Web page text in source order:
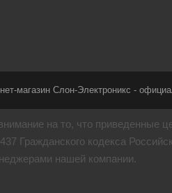
магазин Слон-Электроникс -
на то, что приведенные
Гражданского кодекса
нашей компании.